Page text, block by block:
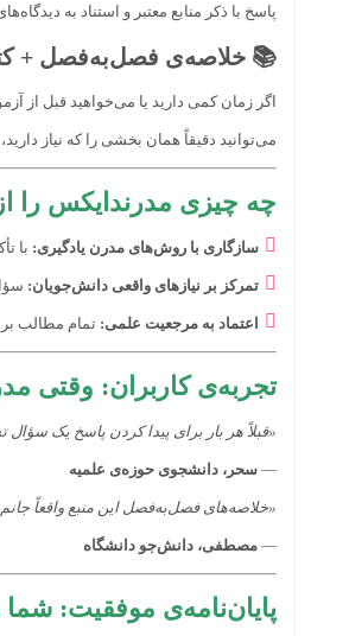
پاسخ با ذکر منابع معتبر و استناد به
📚خلاصه‌ی فصل‌به‌فصل +
اگر زمان کمی دارید یا می‌خواهید قبل از
می‌توانید دقیقاً همان بخشی را که نیاز
چه چیزی مدرندایکس را
سازگاری با روش‌های مدرن یادگیری: با
تمرکز بر نیازهای واقعی دانش‌جویان:
اعتماد به مرجعیت علمی: تمام مطالب
تجربه‌ی کاربران: وقتی
«قبلاً هر بار برای پیدا کردن پاسخ یک سؤال تستی، یک ساعت
—سحر، دانشجوی حوزه‌ی علمیه
«خلاصه‌های فصل‌به‌فصل این منبع واقعاً
—مصطفی، دانش‌جو دانشگاه
پایان‌نامه‌ی موفقیت: شما